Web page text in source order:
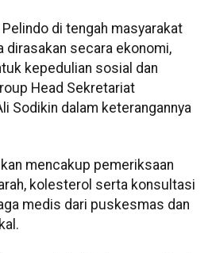
di tengah masyarakat
dirasakan secara ekonomi,
kepedulian sosial dan
Head Sekretariat
Sodikin dalam keterangannya
mencakup pemeriksaan
kolesterol serta konsultasi
medis dari puskesmas dan